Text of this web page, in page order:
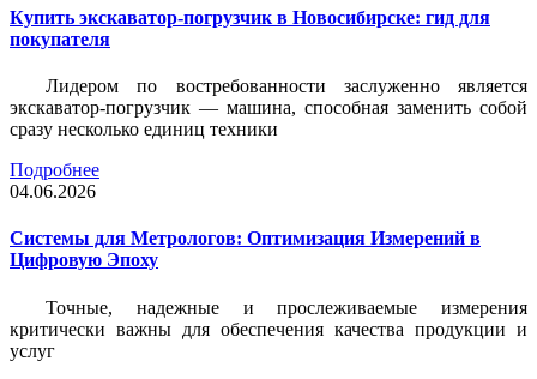
Купить экскаватор-погрузчик в Новосибирске: гид для
покупателя
Лидером по востребованности заслуженно является
экскаватор-погрузчик — машина, способная заменить собой
сразу несколько единиц техники
Подробнее
04.06.2026
Системы для Метрологов: Оптимизация Измерений в
Цифровую Эпоху
Точные, надежные и прослеживаемые измерения
критически важны для обеспечения качества продукции и
услуг